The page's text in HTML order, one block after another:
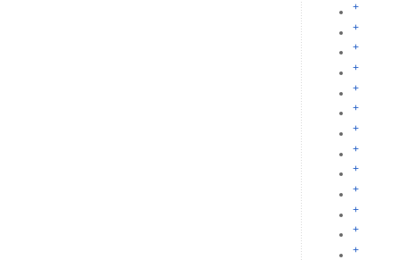
+
+
+
+
+
+
+
+
+
+
+
+
+